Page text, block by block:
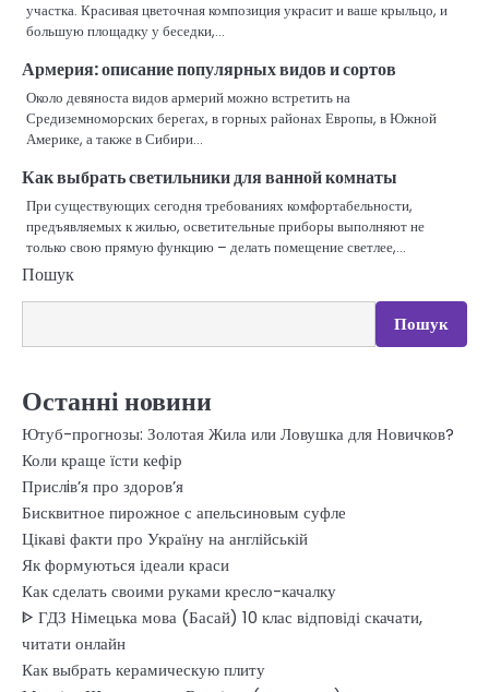
участка. Красивая цветочная композиция украсит и ваше крыльцо, и
большую площадку у беседки,…
Армерия: описание популярных видов и сортов
Около девяноста видов армерий можно встретить на
Средиземноморских берегах, в горных районах Европы, в Южной
Америке, а также в Сибири…
Как выбрать светильники для ванной комнаты
При существующих сегодня требованиях комфортабельности,
предъявляемых к жилью, осветительные приборы выполняют не
только свою прямую функцию – делать помещение светлее,…
Пошук
Пошук
Останні новини
Ютуб-прогнозы: Золотая Жила или Ловушка для Новичков?
Коли краще їсти кефір
Прислiв’я про здоров’я
Бисквитное пирожное с апельсиновым суфле
Цікаві факти про Україну на англійській
Як формуються ідеали краси
Как сделать своими руками кресло-качалку
ᐈ ГДЗ Німецька мова (Басай) 10 клас відповіді скачати,
читати онлайн
Как выбрать керамическую плиту